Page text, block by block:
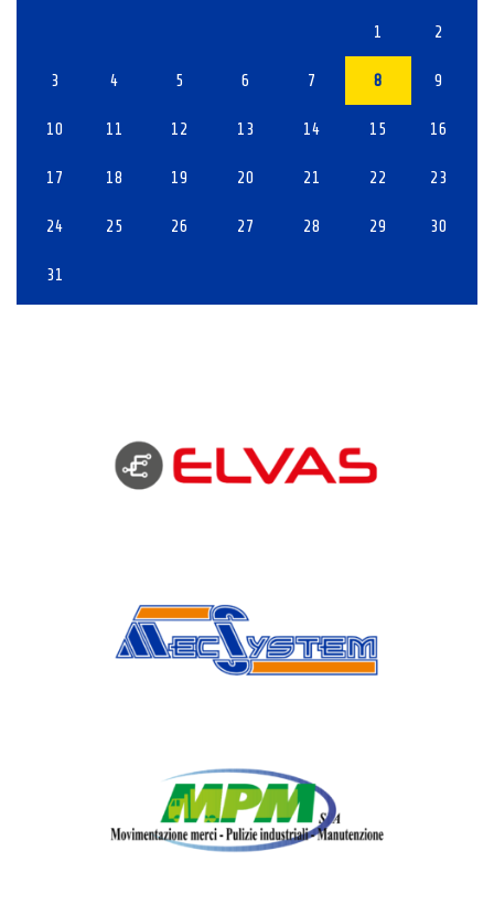
1 2
3 4 5 6 7 8 9
10 11 12 13 14 15 16
17 18 19 20 21 22 23
24 25 26 27 28 29 30
31